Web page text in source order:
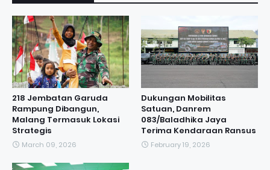
218 Jembatan Garuda
Rampung Dibangun,
Malang Termasuk Lokasi
Strategis
March 09, 2026
Dukungan Mobilitas
Satuan, Danrem
083/Baladhika Jaya
Terima Kendaraan Ransus
February 19, 2026